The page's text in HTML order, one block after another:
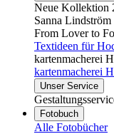
Neue Kollektion
Sanna
From Lover to
Textideen für
kartenmacherei
kartenmacherei
Unser Service
Fotobuch
Alle Fotobücher